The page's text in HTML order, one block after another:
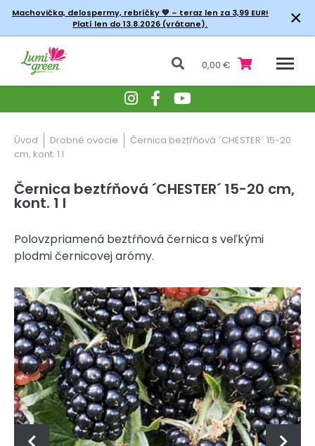
Machovička, delospermy, rebríčky💚 – teraz len za 3,99 EUR!
Platí len do 13.8.2026 (vrátane).
×
0,00 €
Úvod Drobné ovocie
Černica beztŕňová ´CHESTER´ 15-20
cm, kont. 1 l
Černica beztŕňová ´CHESTER´ 15-20 cm,
kont. 1 l
Polovzpriamená beztŕňová černica s veľkými
plodmi černicovej arómy.